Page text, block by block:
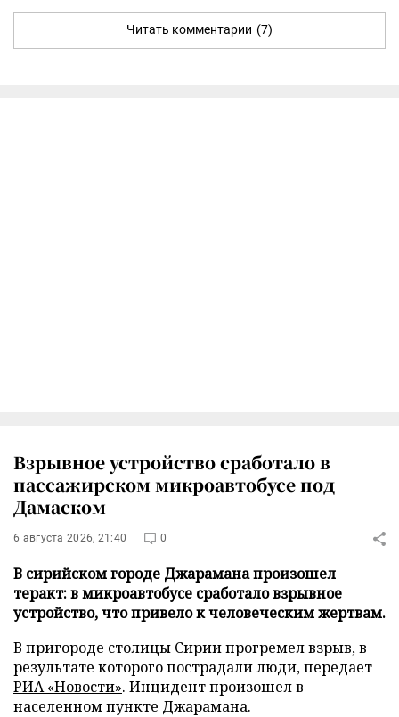
Читать комментарии (7)
Взрывное устройство сработало в
пассажирском микроавтобусе под
Дамаском
6 августа 2026, 21:40 0
В сирийском городе Джарамана произошел
теракт: в микроавтобусе сработало взрывное
устройство, что привело к человеческим жертвам.
В пригороде столицы Сирии прогремел взрыв, в
результате которого пострадали люди, передает
РИА «Новости». Инцидент произошел в
населенном пункте Джарамана.